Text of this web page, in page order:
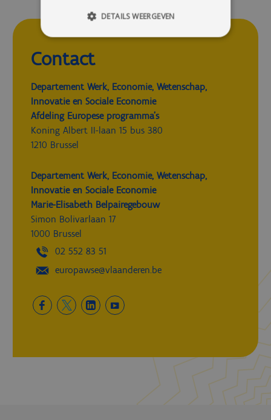
Contact
Departement Werk, Economie, Wetenschap,
Innovatie en Sociale Economie
Afdeling Europese programma's
Koning Albert II-laan 15 bus 380
1210 Brussel
Departement Werk, Economie, Wetenschap,
Innovatie en Sociale Economie
Marie-Elisabeth Belpairegebouw
Simon Bolivarlaan 17
1000 Brussel
02 552 83 51
europawse@vlaanderen.be
DETAILS WEERGEVEN